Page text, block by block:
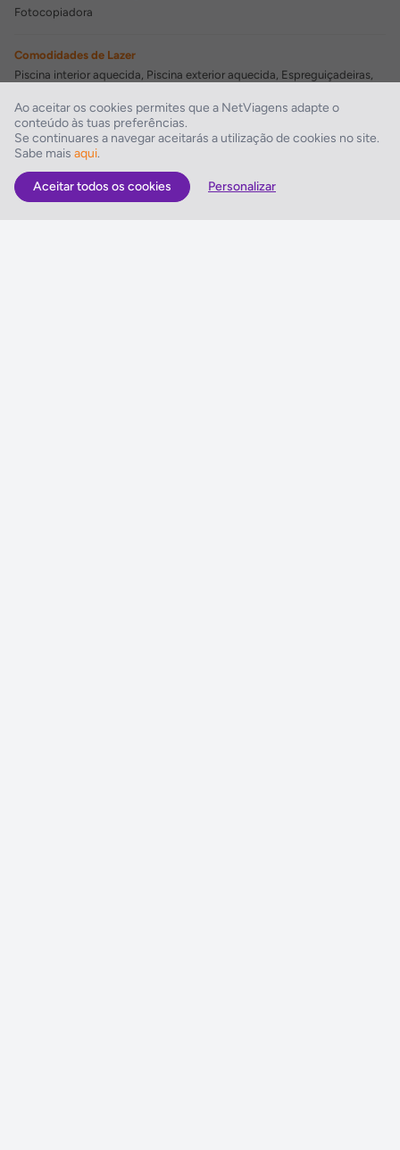
Fotocopiadora
Comodidades de Lazer
Piscina interior aquecida, Piscina exterior aquecida, Espreguiçadeiras,
Instalações Desportivas
Bicicleta/bicicleta de montanha
Ao aceitar os cookies permites que a NetViagens adapte o
conteúdo às tuas preferências.
Se continuares a navegar aceitarás a utilização de cookies no site.
Sabe mais aqui.
Aceitar todos os cookies Personalizar